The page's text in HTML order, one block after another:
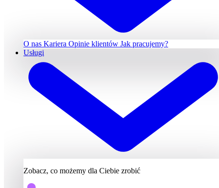
O nas Kariera Opinie klientów Jak pracujemy?
Usługi
Zobacz, co możemy dla Ciebie zrobić